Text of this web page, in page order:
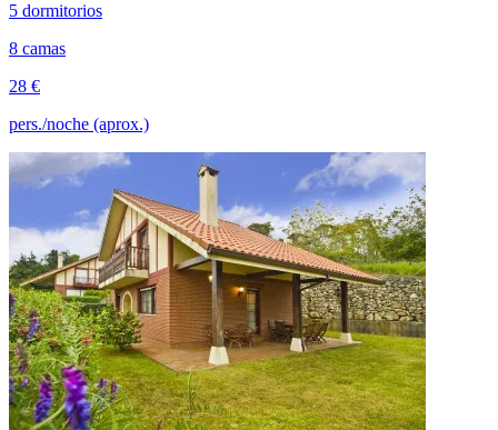
5 dormitorios
8 camas
28 €
pers./noche (aprox.)